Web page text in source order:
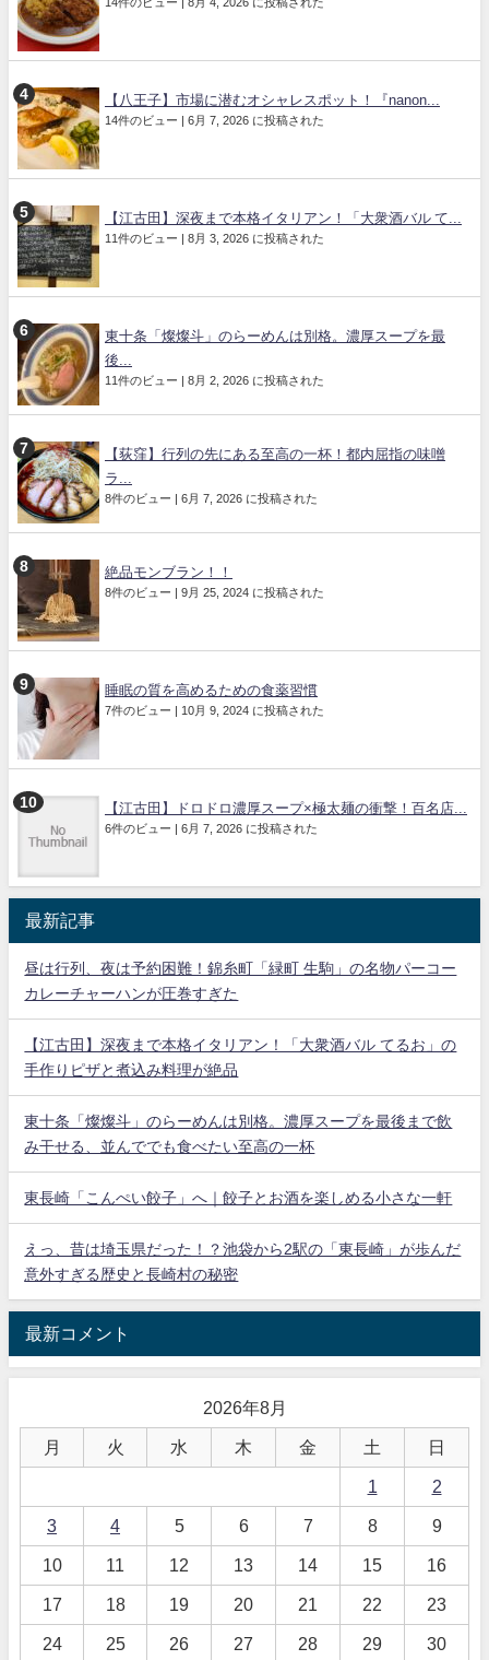
【八王子】市場に潜むオシャレスポット！『nanon...
14件のビュー 6月 7, 2026 に投稿された
【江古田】深夜まで本格イタリアン！「大衆酒バル て...
11件のビュー 8月 3, 2026 に投稿された
東十条「燦燦斗」のらーめんは別格。濃厚スープを最
後...
11件のビュー 8月 2, 2026 に投稿された
【荻窪】行列の先にある至高の一杯！都内屈指の味噌
ラ...
8件のビュー 6月 7, 2026 に投稿された
絶品モンブラン！！
8件のビュー 9月 25, 2024 に投稿された
睡眠の質を高めるための食薬習慣
7件のビュー 10月 9, 2024 に投稿された
【江古田】ドロドロ濃厚スープ×極太麺の衝撃！百名店...
6件のビュー 6月 7, 2026 に投稿された
最新記事
昼は行列、夜は予約困難！錦糸町「緑町 生駒」の名物パーコー
カレーチャーハンが圧巻すぎた
【江古田】深夜まで本格イタリアン！「大衆酒バル てるお」の
手作りピザと煮込み料理が絶品
東十条「燦燦斗」のらーめんは別格。濃厚スープを最後まで飲
み干せる、並んででも食べたい至高の一杯
東長崎「こんぺい餃子」へ｜餃子とお酒を楽しめる小さな一軒
えっ、昔は埼玉県だった！？池袋から2駅の「東長崎」が歩んだ
意外すぎる歴史と長崎村の秘密
最新コメント
2026年8月
月 火 水 木 金 土 日
1 2
3 4 5 6 7 8 9
10 11 12 13 14 15 16
17 18 19 20 21 22 23
24 25 26 27 28 29 30